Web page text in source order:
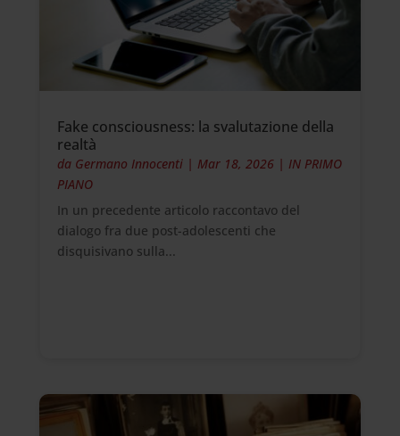
Fake consciousness: la svalutazione della
realtà
da Germano Innocenti| Mar 18, 2026| IN PRIMO
PIANO
In un precedente articolo raccontavo del
dialogo fra due post-adolescenti che
disquisivano sulla...